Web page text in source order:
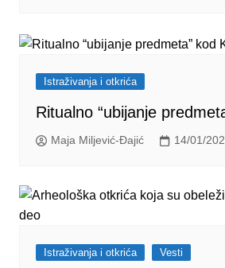
Istraživanja i otkrića
Ritualno “ubijanje
Maja Miljević-Đajić 14/01/
Istraživanja i otkrića Vesti